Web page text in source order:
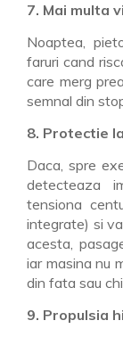
7. Mai multa
Noaptea,
faruri cand
care merg
semnal din
8. Protectie
Daca, spre
detecteaza
tensiona
integrate) si
acesta,
iar masina nu
din fata sau
9. Propulsia